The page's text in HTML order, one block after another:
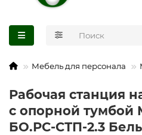
Мебель для персонала
Рабочая станция
с опорной тумбой
БО.РС-СТП-2.3